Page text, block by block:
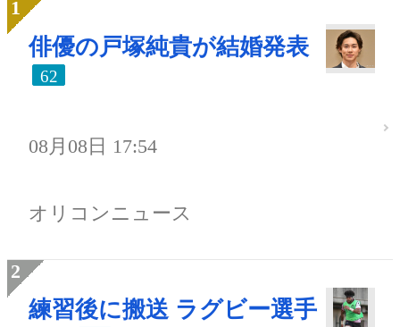
俳優の戸塚純貴が結婚発表
62
08月08日 17:54
オリコンニュース
練習後に搬送 ラグビー選手